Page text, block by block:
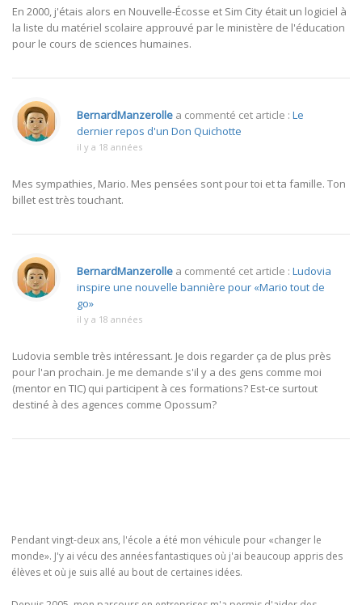
En 2000, j'étais alors en Nouvelle-Écosse et Sim City était un logiciel à
la liste du matériel scolaire approuvé par le ministère de l'éducation
pour le cours de sciences humaines.
BernardManzerolle a commenté cet article : Le
dernier repos d'un Don Quichotte
il y a 18 années
Mes sympathies, Mario. Mes pensées sont pour toi et ta famille. Ton
billet est très touchant.
BernardManzerolle a commenté cet article : Ludovia
inspire une nouvelle bannière pour «Mario tout de
go»
il y a 18 années
Ludovia semble très intéressant. Je dois regarder ça de plus près
pour l'an prochain. Je me demande s'il y a des gens comme moi
(mentor en TIC) qui participent à ces formations? Est-ce surtout
destiné à des agences comme Opossum?
Pendant vingt-deux ans, l'école a été mon véhicule pour «changer le
monde». J'y ai vécu des années fantastiques où j'ai beaucoup appris des
élèves et où je suis allé au bout de certaines idées.